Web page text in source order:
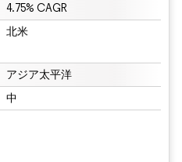
4.75% CAGR
北米
アジア太平洋
中
にはCC BY 4.0の表示が必要です。